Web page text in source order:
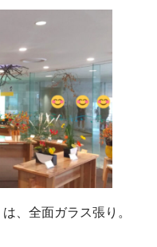
、全面ガラス張り。